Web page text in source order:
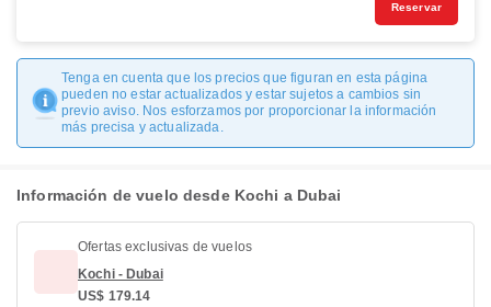
Reservar
Tenga en cuenta que los precios que figuran en esta página
pueden no estar actualizados y estar sujetos a cambios sin
previo aviso. Nos esforzamos por proporcionar la información
más precisa y actualizada.
Información de vuelo desde Kochi a Dubai
Ofertas exclusivas de vuelos
Kochi - Dubai
US$ 179.14